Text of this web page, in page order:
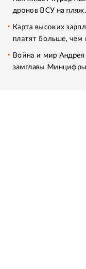
дронов ВСУ на
Карта высоких
платят больше, чем
Война и мир
замглавы